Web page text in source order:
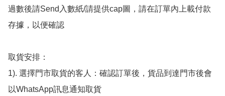
過數後請Send入數紙/請提供cap圖，請在訂單內上載付款
存據，以便確認
取貨安排：
1). 選擇門市取貨的客人：確認訂單後，貨品到達門市後會
以WhatsApp訊息通知取貨